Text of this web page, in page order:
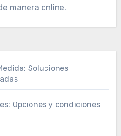
manera online.
Soluciones
Opciones y condiciones